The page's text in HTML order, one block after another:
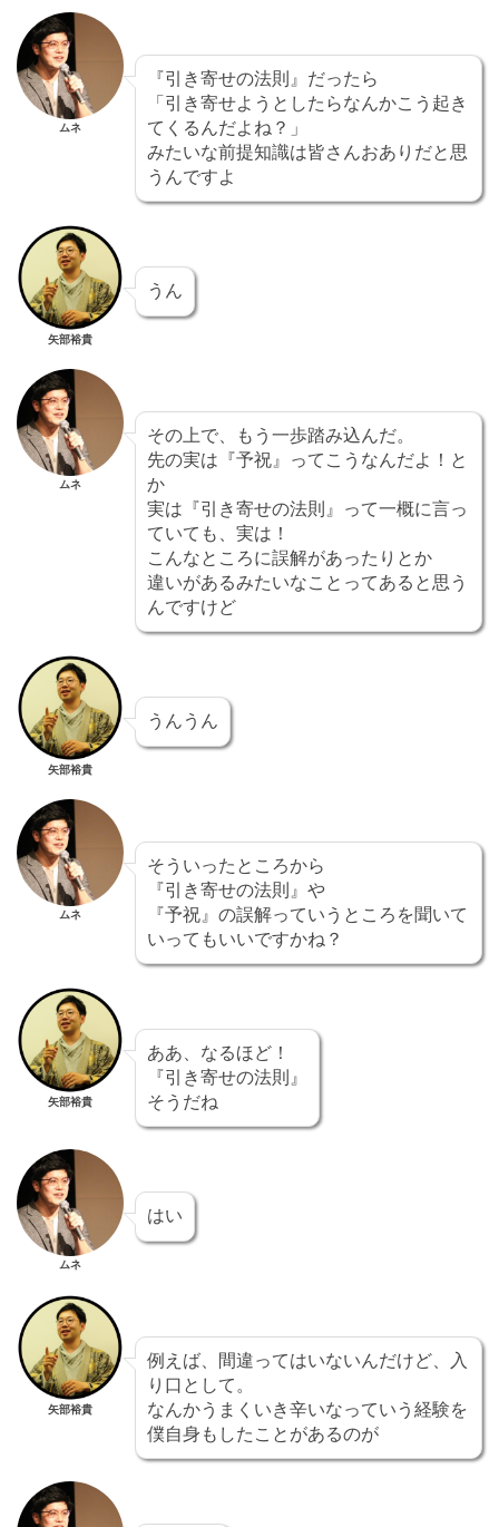
ムネ
『引き寄せの法則』だったら
「引き寄せようとしたらなんかこう起き
てくるんだよね？」
みたいな前提知識は皆さんおありだと思
うんですよ
矢部裕貴
うん
ムネ
その上で、もう一歩踏み込んだ。
先の実は『予祝』ってこうなんだよ！と
か
実は『引き寄せの法則』って一概に言っ
ていても、実は！
こんなところに誤解があったりとか
違いがあるみたいなことってあると思う
んですけど
矢部裕貴
うんうん
ムネ
そういったところから
『引き寄せの法則』や
『予祝』の誤解っていうところを聞いて
いってもいいですかね？
矢部裕貴
ああ、なるほど！
『引き寄せの法則』
そうだね
ムネ
はい
矢部裕貴
例えば、間違ってはいないんだけど、入
り口として。
なんかうまくいき辛いなっていう経験を
僕自身もしたことがあるのが